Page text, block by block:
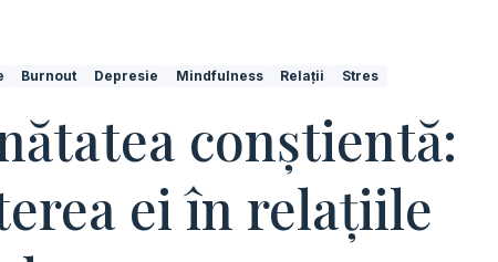
Burnout Depresie Mindfulness Relații Stres
conștientă:
ei în relațiile